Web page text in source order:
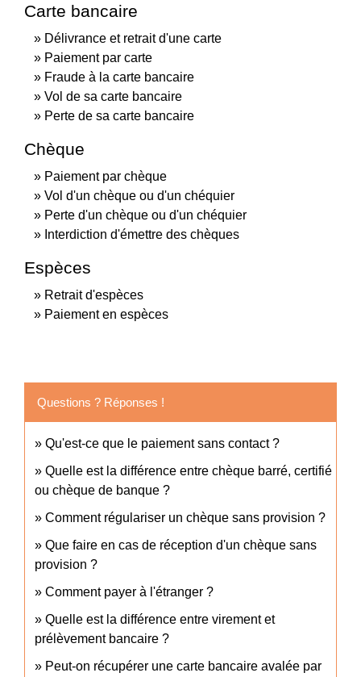
Carte bancaire
Délivrance et retrait d'une carte
Paiement par carte
Fraude à la carte bancaire
Vol de sa carte bancaire
Perte de sa carte bancaire
Chèque
Paiement par chèque
Vol d'un chèque ou d'un chéquier
Perte d'un chèque ou d'un chéquier
Interdiction d'émettre des chèques
Espèces
Retrait d'espèces
Paiement en espèces
Questions ? Réponses !
Qu'est-ce que le paiement sans contact ?
Quelle est la différence entre chèque barré, certifié
ou chèque de banque ?
Comment régulariser un chèque sans provision ?
Que faire en cas de réception d'un chèque sans
provision ?
Comment payer à l'étranger ?
Quelle est la différence entre virement et
prélèvement bancaire ?
Peut-on récupérer une carte bancaire avalée par